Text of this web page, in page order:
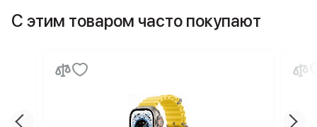
С этим товаром часто покупают